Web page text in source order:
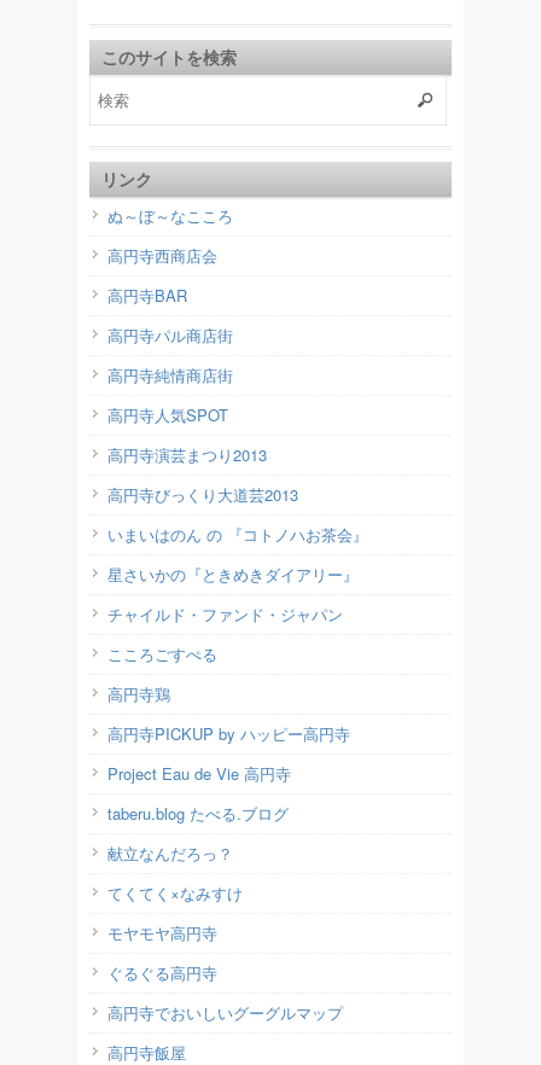
このサイトを検索
リンク
ぬ～ぼ～なこころ
高円寺西商店会
高円寺BAR
高円寺パル商店街
高円寺純情商店街
高円寺人気SPOT
高円寺演芸まつり2013
高円寺びっくり大道芸2013
いまいはのん の 『コトノハお茶会』
星さいかの『ときめきダイアリー』
チャイルド・ファンド・ジャパン
こころごすぺる
高円寺鶏
高円寺PICKUP by ハッピー高円寺
Project Eau de Vie 高円寺
taberu.blog たべる.ブログ
献立なんだろっ？
てくてく×なみすけ
モヤモヤ高円寺
ぐるぐる高円寺
高円寺でおいしいグーグルマップ
高円寺飯屋